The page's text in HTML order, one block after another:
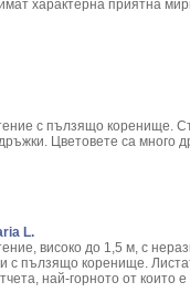
характерна приятна
с пълзящо коренище.
Цветовете са много
L.
високо до 1,5 м, с
с пълзящо коренище.
най-горното от които